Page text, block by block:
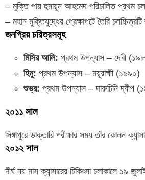
– মুক্তি পায় হুমায়ূন আহমেদ পরিচালিত প্রথম
– মহান মুক্তিযুদ্ধের প্রেক্ষাপটে তৈরি
জনপ্রিয় চরিত্রসমূহ
মিসির আলি: প্রথম উপন্যাস – দেবী
হিমু: প্রথম উপন্যাস – ময়ূরাক্ষী (১৯৯০)
শুভ্র: প্রথম উপন্যাস – দারুচিনি দ্বীপ
২০১১ সাল
সিঙ্গাপুরে ডাক্তারি পরীক্ষার সময় তাঁর কোলন
২০১২ সাল
দীর্ঘ নয় মাস ক্যান্সারের চিকিৎসা চলাকালে ১৯